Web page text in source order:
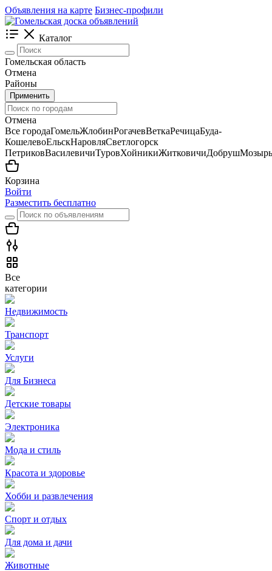
Объявления на карте Бизнес-профили
Каталог
Гомельская область
Отмена
Районы
Применить
Отмена
Все городаГомельЖлобинРогачевВеткаРечицаБуда-
КошелевоЕльскНаровляСветлогорск
ПетриковВасилевичиТуровХойникиЖитковичиДобрушМозырь
Корзина
Войти
Разместить бесплатно
Все
категории
Недвижимость
Транспорт
Услуги
Для Бизнеса
Детские товары
Электроника
Мода и стиль
Красота и здоровье
Хобби и развлечения
Спорт и отдых
Для дома и дачи
Животные